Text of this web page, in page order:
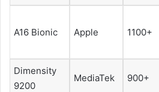
A16 Bionic Apple 1100+
Dimensity
9200
MediaTek 900+